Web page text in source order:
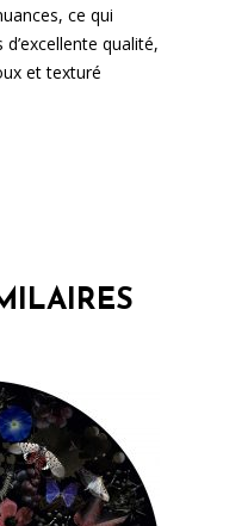
ce qui
qualité,
et texturé